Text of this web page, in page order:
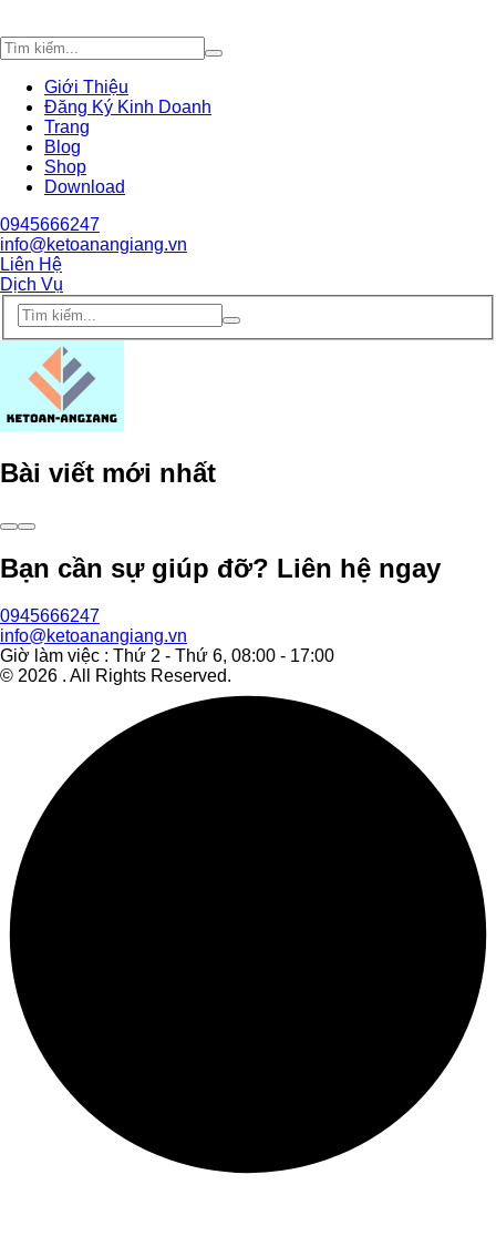
Giới Thiệu
Đăng Ký Kinh Doanh
Trang
Blog
Shop
Download
0945666247
info@ketoanangiang.vn
Liên Hệ
Dịch Vụ
Bài viết mới nhất
Bạn cần sự giúp đỡ? Liên hệ ngay
0945666247
info@ketoanangiang.vn
Giờ làm việc : Thứ 2 - Thứ 6, 08:00 - 17:00
© 2026 . All Rights Reserved.